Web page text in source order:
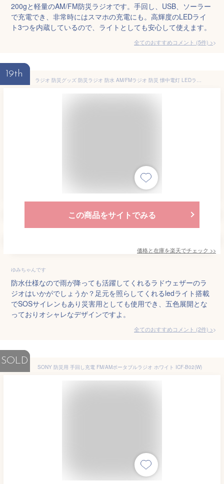
200gと軽量のAM/FM防災ラジオです。手回し、USB、ソーラー
で充電でき、非常時にはスマホの充電にも。高輝度のLEDライ
ト3つを内蔵しているので、ライトとしても安心して使えます。
全てのおすすめコメント (5件) >
19th
ラジオ 防災グッズ 防災ラジオ 防水 AM/FMラジオ 防災 懐中電灯 LEDライト モバイルバッテリー ソーラー SOSサイレン スピーカー USB充電 電池 手回し ポータブルラジオ 災害用 防災用品 アウトドア用品 キャンプ用品 アウトドア キャンプ 人気 LAD WEATHER ラドウェザー
この商品をサイトでみる
価格と在庫を楽天でチェック >>
ゆみちゃんです
防水仕様なので雨が降っても活躍してくれるラドウェザーのラ
ジオはいかがでしょうか？足元を照らしてくれるledライト搭載
でSOSサイレンもあり災害用としても使用でき、五色展開とな
っておりオシャレなデザインですよ。
全てのおすすめコメント (2件) >
SOLD
SONY 防災用 手回し充電 FM/AMポータブルラジオ ホワイト ICF-B02(W)